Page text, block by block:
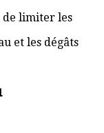
de limiter les
et les dégâts